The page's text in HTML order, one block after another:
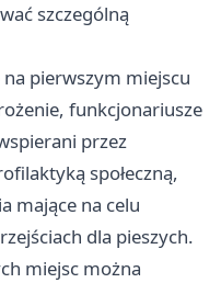
szczególną
pierwszym miejscu
funkcjonariusze
przez
społeczną,
mające na celu
dla pieszych.
miejsc można